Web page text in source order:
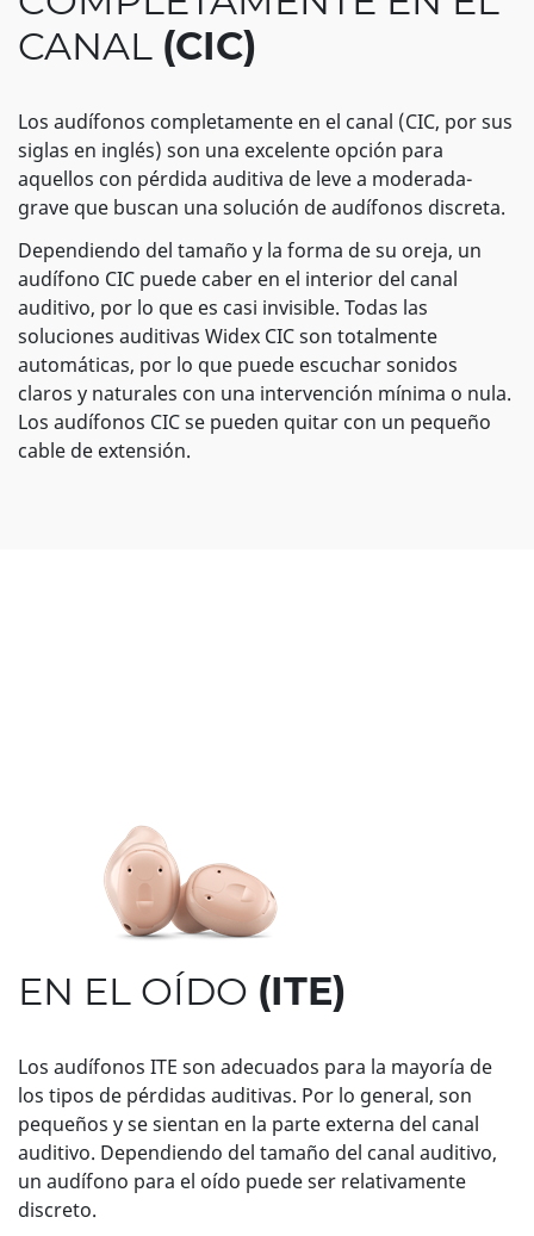
CANAL (CIC)
Los audífonos completamente en el canal (CIC, por sus
siglas en inglés) son una excelente opción para
aquellos con pérdida auditiva de leve a moderada-
grave que buscan una solución de audífonos discreta.
Dependiendo del tamaño y la forma de su oreja, un
audífono CIC puede caber en el interior del canal
auditivo, por lo que es casi invisible. Todas las
soluciones auditivas Widex CIC son totalmente
automáticas, por lo que puede escuchar sonidos
claros y naturales con una intervención mínima o nula.
Los audífonos CIC se pueden quitar con un pequeño
cable de extensión.
EN EL OÍDO (ITE)
Los audífonos ITE son adecuados para la mayoría de
los tipos de pérdidas auditivas. Por lo general, son
pequeños y se sientan en la parte externa del canal
auditivo. Dependiendo del tamaño del canal auditivo,
un audífono para el oído puede ser relativamente
discreto.